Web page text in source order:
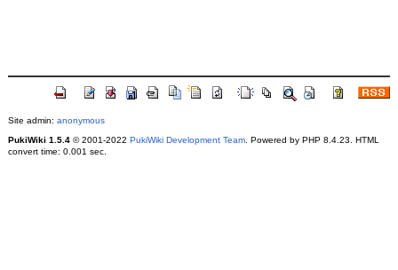
Site admin: anonymous
PukiWiki 1.5.4© 2001-2022 PukiWiki Development Team. Powered by PHP 8.4.23. HTML
convert time: 0.001 sec.